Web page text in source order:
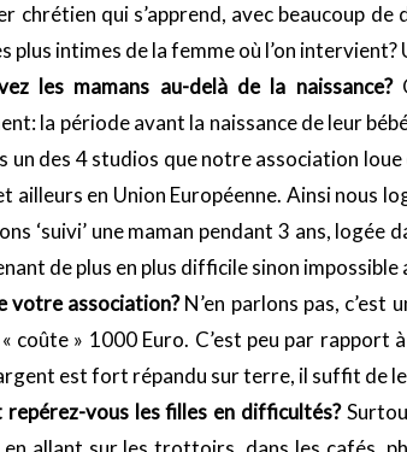
chrétien qui s’apprend, avec beaucoup
plus intimes de la femme où l’on
les mamans au-delà de la naissance?
la période avant la naissance de leur
un des 4 studios que notre association
ailleurs en Union Européenne. Ainsi nous
‘suivi’ une maman pendant 3 ans,
de plus en plus difficile sinon impossible
votre association?N’en parlons pas, c’est
coûte » 1000 Euro. C’est peu par rapport
est fort répandu sur terre, il suffit de
repérez-vous les filles en difficultés?